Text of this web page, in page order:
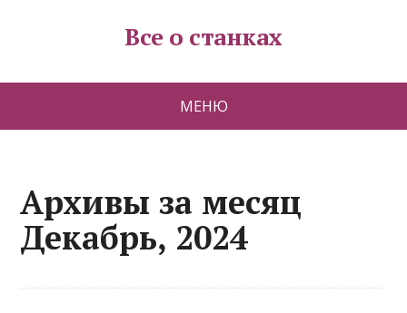
Все о станках
МЕНЮ
Архивы за месяц
Декабрь, 2024